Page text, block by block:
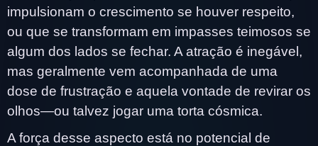
impulsionam o crescimento se houver respeito,
ou que se transformam em impasses teimosos se
algum dos lados se fechar. A atração é inegável,
mas geralmente vem acompanhada de uma
dose de frustração e aquela vontade de revirar os
olhos—ou talvez jogar uma torta cósmica.
A força desse aspecto está no potencial de